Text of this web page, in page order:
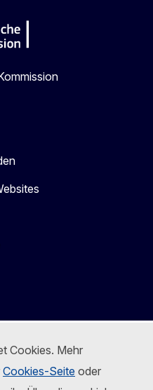
Cookies. Mehr
Cookies-Seite oder